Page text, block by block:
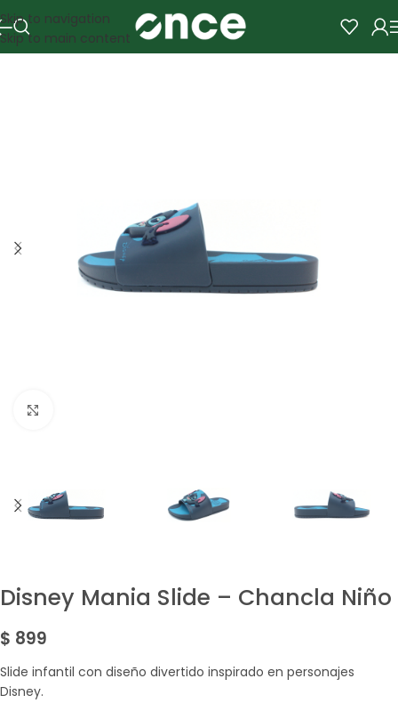
Skip to navigation
Skip to main content
Disney Mania Slide – Chancla Niño
$ 899
Slide infantil con diseño divertido inspirado en personajes
Disney.